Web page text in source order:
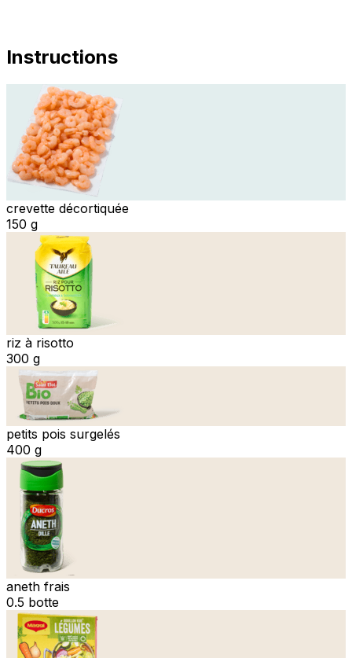
Instructions
crevette décortiquée
150 g
riz à risotto
300 g
petits pois surgelés
400 g
aneth frais
0.5 botte